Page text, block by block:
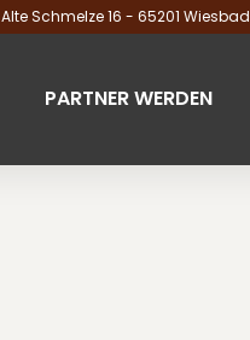
Alte Schmelze 16 - 65201
PARTNER WERDEN